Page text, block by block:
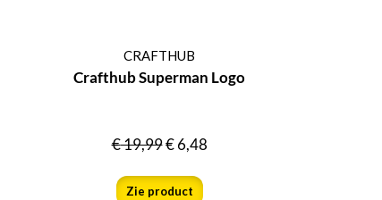
CRAFTHUB
Crafthub Superman Logo
€19,99€6,48
Zie product